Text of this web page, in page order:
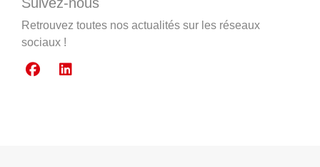
Retrouvez toutes nos actualités sur les réseaux
sociaux !